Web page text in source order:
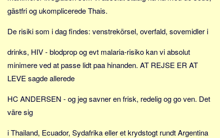
gästfri og ukomplicerede Thais.
De risiki som i dag findes: venstrekörsel, overfald, sovemidler i
drinks, HIV - blodprop og evt malaria-risiko kan vi absolut
minimere ved at passe lidt paa hinanden. AT REJSE ER AT
LEVE sagde allerede
HC ANDERSEN - og jeg savner en frisk, redelig og go ven. Det
väre sig
i Thailand, Ecuador, Sydafrika eller et krydstogt rundt Argentina